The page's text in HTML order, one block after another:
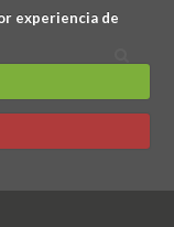
experiencia de